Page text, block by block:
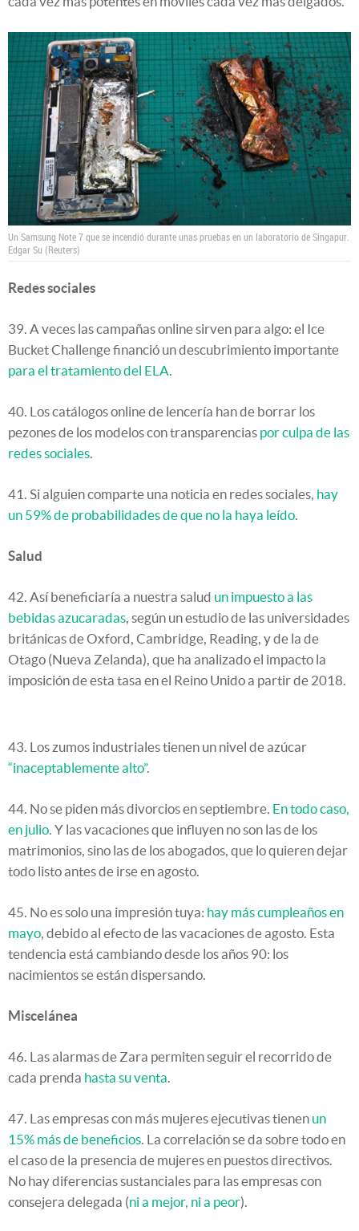
Un Samsung Note 7 que se incendió durante unas pruebas en un laboratorio de Singapur.
Edgar Su (Reuters)
Redes sociales
39. A veces las campañas online sirven para algo: el Ice
Bucket Challenge financió un descubrimiento importante
para el tratamiento del ELA.
40. Los catálogos online de lencería han de borrar los
pezones de los modelos con transparencias por culpa de las
redes sociales.
41. Si alguien comparte una noticia en redes sociales, hay
un 59% de probabilidades de que no la haya leído.
Salud
42. Así beneficiaría a nuestra salud un impuesto a las
bebidas azucaradas, según un estudio de las universidades
británicas de Oxford, Cambridge, Reading, y de la de
Otago (Nueva Zelanda), que ha analizado el impacto la
imposición de esta tasa en el Reino Unido a partir de 2018.
43. Los zumos industriales tienen un nivel de azúcar
“inaceptablemente alto”.
44. No se piden más divorcios en septiembre. En todo caso,
en julio. Y las vacaciones que influyen no son las de los
matrimonios, sino las de los abogados, que lo quieren dejar
todo listo antes de irse en agosto.
45. No es solo una impresión tuya: hay más cumpleaños en
mayo, debido al efecto de las vacaciones de agosto. Esta
tendencia está cambiando desde los años 90: los
nacimientos se están dispersando.
Miscelánea
46. Las alarmas de Zara permiten seguir el recorrido de
cada prenda hasta su venta.
47. Las empresas con más mujeres ejecutivas tienen un
15% más de beneficios. La correlación se da sobre todo en
el caso de la presencia de mujeres en puestos directivos.
No hay diferencias sustanciales para las empresas con
consejera delegada (ni a mejor, ni a peor).